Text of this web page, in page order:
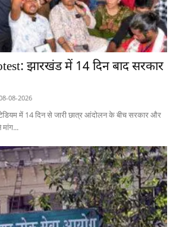
झारखंड में 14 दिन बाद सरकार
08-2026
में 14 दिन से जारी छात्र आंदोलन के बीच सरकार और
मांग...